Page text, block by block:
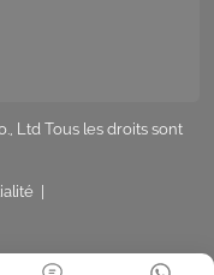
Ltd Tous les droits sont